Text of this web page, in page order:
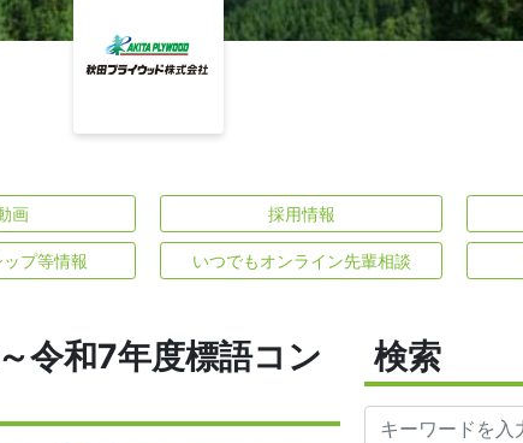
画 採用情報
プ等情報 いつでもオンライン先輩相談
令和7年度標語コン
検索